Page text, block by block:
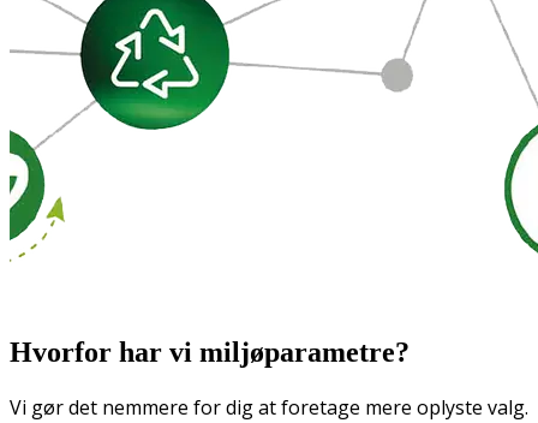
Hvorfor har vi miljøparametre?
Vi gør det nemmere for dig at foretage mere oplyste valg.